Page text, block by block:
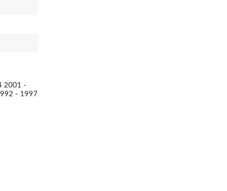
2001 -
- 1997